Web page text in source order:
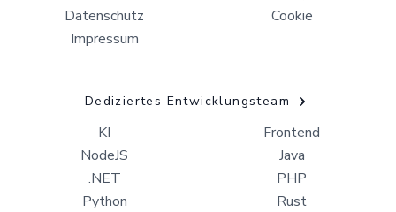
Datenschutz
Cookie
Impressum
Dediziertes Entwicklungsteam
KI
Frontend
NodeJS
Java
.NET
PHP
Python
Rust